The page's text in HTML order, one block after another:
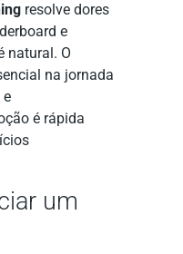
resolve dores
e
natural. O
na jornada
e
é rápida
um